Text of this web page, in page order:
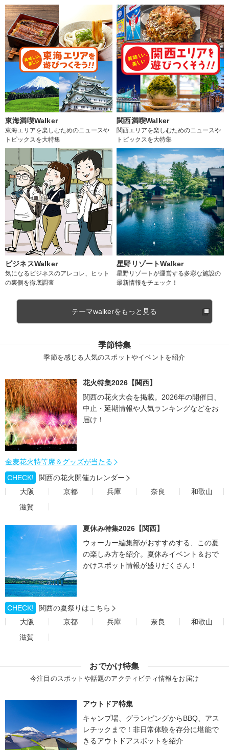
東海満喫Walker
東海エリアを楽しむためのニュースや
トピックスを大特集
関西満喫Walker
関西エリアを楽しむためのニュースや
トピックスを大特集
ビジネスWalker
気になるビジネスのアレコレ、ヒット
の裏側を徹底調査
星野リゾートWalker
星野リゾートが運営する多彩な施設の
最新情報をチェック！
テーマwalkerをもっと見る
季節特集
季節を感じる人気のスポットやイベントを紹介
花火特集2026【関西】
関西の花火大会を掲載。2026年の開催日、
中止・延期情報や人気ランキングなどをお
届け！
金麦花火特等席＆グッズが当たる
CHECK!
関西の花火開催カレンダー
大阪
京都 兵庫 奈良
和歌山
滋賀
夏休み特集2026【関西】
ウォーカー編集部がおすすめする、この夏
の楽しみ方を紹介。夏休みイベント＆おで
かけスポット情報が盛りだくさん！
CHECK!
関西の夏祭りはこちら
大阪
京都 兵庫 奈良
和歌山
滋賀
おでかけ特集
今注目のスポットや話題のアクティビティ情報をお届け
アウトドア特集
キャンプ場、グランピングからBBQ、アス
レチックまで！非日常体験を存分に堪能で
きるアウトドアスポットを紹介